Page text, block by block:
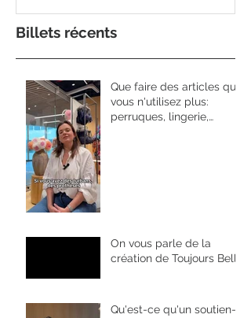
Billets récents
Que faire des articles que
vous n'utilisez plus:
perruques, lingerie,
On vous parle de la
création de Toujours Belle
Qu'est-ce qu'un soutien-